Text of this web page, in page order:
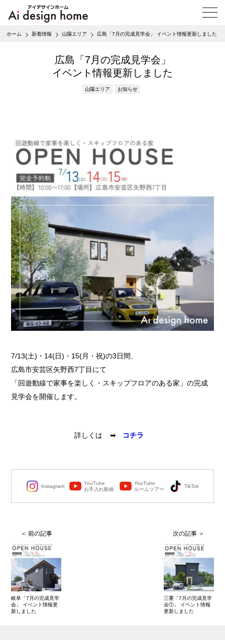
メ
ニ
ー
ホーム 新着情報 山陽エリア 広島「7月の完成見学会」 イベント情報更新しました
広島「7月の完成見学会」
イベント情報更新しました
山陽エリア お知らせ
7/13(土)・14(日)・15(月・祝)の3日間、
広島市安芸区矢野西7丁目にて
「回遊動線で家事を楽しく・スキップフロアのある家」の完成
見学会を開催します。
詳しくは ➡ コチラ
Instagram
YouTube
お手入れ動画
YouTube
ルームツアー
TikTok
岐阜「7月の完成見学
会」 イベント情報更
新しました
三重「7月の完成見学
会①」 イベント情報
更新しました